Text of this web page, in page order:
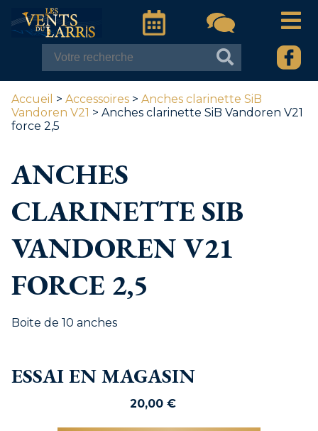
Accueil > Accessoires > Anches clarinette SiB
Vandoren V21 > Anches clarinette SiB Vandoren V21
force 2,5
ANCHES
CLARINETTE SIB
VANDOREN V21
FORCE 2,5
Boite de 10 anches
ESSAI EN MAGASIN
20,00 €